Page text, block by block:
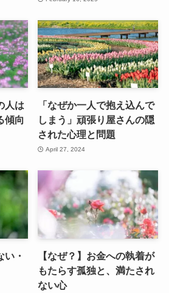
人は
傾向
「なぜか一人で抱え込んで
しまう」頑張り屋さんの隠
された心理と問題
April 27, 2024
・
【なぜ？】お金への執着が
もたらす孤独と、満たされ
ない心